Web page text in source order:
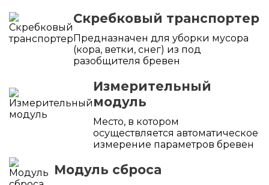
Скребковый транспортер
Предназначен для уборки мусора
(кора, ветки, снег) из под
разобщителя бревен
Измерительный
модуль
Место, в котором
осуществляется автоматическое
измерение параметров бревен
Модуль сброса